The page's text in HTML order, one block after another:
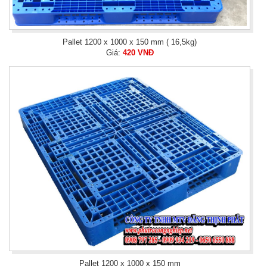
Pallet 1200 x 1000 x 150 mm ( 16,5kg)
Giá: 420 VNĐ
Pallet 1200 x 1000 x 150 mm